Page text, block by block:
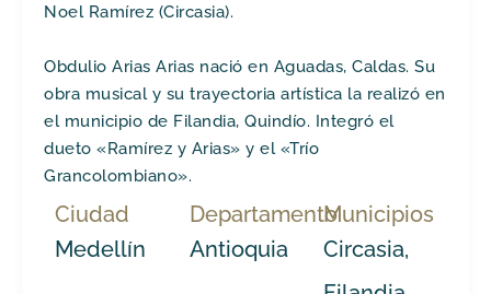
Noel Ramírez (Circasia).
Obdulio Arias Arias nació en Aguadas, Caldas. Su
obra musical y su trayectoria artística la realizó en
el municipio de Filandia, Quindío. Integró el
dueto «Ramírez y Arias» y el «Trío
Grancolombiano».
Ciudad
Medellín
Departamento
Antioquia
Municipios
Circasia,